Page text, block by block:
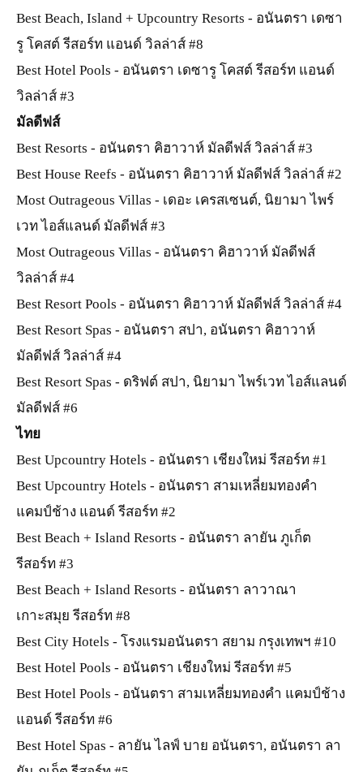
Best Beach, Island + Upcountry Resorts - อนันตรา เดซา
รู โคสต์ รีสอร์ท แอนด์ วิลล่าส์ #8
Best Hotel Pools - อนันตรา เดซารู โคสต์ รีสอร์ท แอนด์
วิลล่าส์ #3
มัลดีฟส์
Best Resorts - อนันตรา คิฮาวาห์ มัลดีฟส์ วิลล่าส์ #3
Best House Reefs - อนันตรา คิฮาวาห์ มัลดีฟส์ วิลล่าส์ #2
Most Outrageous Villas - เดอะ เครสเซนต์, นิยามา ไพร์
เวท ไอส์แลนด์ มัลดีฟส์ #3
Most Outrageous Villas - อนันตรา คิฮาวาห์ มัลดีฟส์
วิลล่าส์ #4
Best Resort Pools - อนันตรา คิฮาวาห์ มัลดีฟส์ วิลล่าส์ #4
Best Resort Spas - อนันตรา สปา, อนันตรา คิฮาวาห์
มัลดีฟส์ วิลล่าส์ #4
Best Resort Spas - ดริฟต์ สปา, นิยามา ไพร์เวท ไอส์แลนด์
มัลดีฟส์ #6
ไทย
Best Upcountry Hotels - อนันตรา เชียงใหม่ รีสอร์ท #1
Best Upcountry Hotels - อนันตรา สามเหลี่ยมทองคำ
แคมป์ช้าง แอนด์ รีสอร์ท #2
Best Beach + Island Resorts - อนันตรา ลายัน ภูเก็ต
รีสอร์ท #3
Best Beach + Island Resorts - อนันตรา ลาวาณา
เกาะสมุย รีสอร์ท #8
Best City Hotels - โรงแรมอนันตรา สยาม กรุงเทพฯ #10
Best Hotel Pools - อนันตรา เชียงใหม่ รีสอร์ท #5
Best Hotel Pools - อนันตรา สามเหลี่ยมทองคำ แคมป์ช้าง
แอนด์ รีสอร์ท #6
Best Hotel Spas - ลายัน ไลฟ์ บาย อนันตรา, อนันตรา ลา